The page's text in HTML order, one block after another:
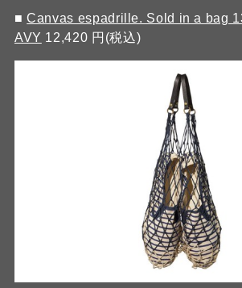
■Canvas espadrille. Sold in a bag
AVY 12,420 円(税込)